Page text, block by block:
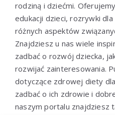
rodziną i dziećmi.
edukacji dzieci, rozrywki dla
różnych aspektów
Znajdziesz u nas wiele
zadbać o rozwój dziecka,
rozwijać zainteresowania.
dotyczące zdrowej diety
zadbać o ich zdrowie i
naszym portalu znajdziesz